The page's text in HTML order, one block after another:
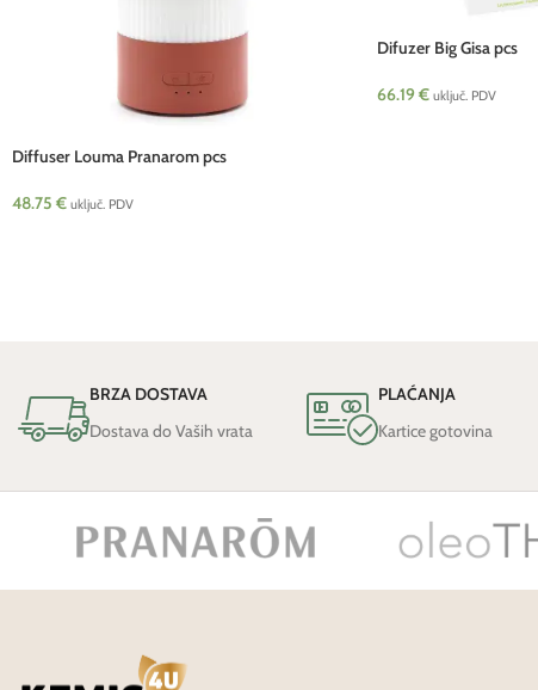
Diffuser Louma Pranarom pcs
48.75 € uključ. PDV
Difuzer Big Gisa pcs
66.19€ uključ. PDV
BRZA DOSTAVA
Dostava do Vaših vrata
PLAĆANJA
Kartice gotovina